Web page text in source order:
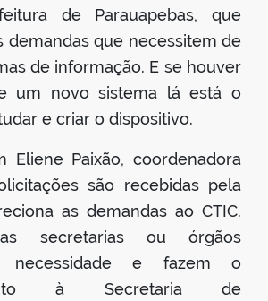
de Parauapebas, que
demandas que necessitem de
de informação. E se houver
um novo sistema lá está o
e criar o dispositivo.
Eliene Paixão, coordenadora
são recebidas pela
as demandas ao CTIC.
as secretarias ou órgãos
necessidade e fazem o
à Secretaria de